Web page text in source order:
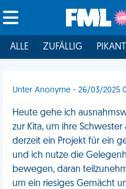
ALLE ZUFÄLLIG PIKANT
Unter Anonyme - 26/03/2025
Heute gehe ich
zur Kita, um ihre
derzeit ein Projekt für ein
und ich nutze die
bewegen, daran
um ein riesiges Gemächt